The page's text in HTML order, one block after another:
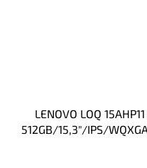
LENOVO LOQ
512GB/15,3"/IPS/